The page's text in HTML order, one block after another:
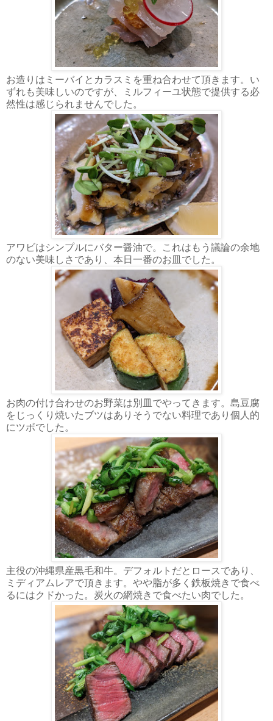
お造りはミーバイとカラスミを重ね合わせて頂きます。い
ずれも美味しいのですが、ミルフィーユ状態で提供する必
然性は感じられませんでした。
アワビはシンプルにバター醤油で。これはもう議論の余地
のない美味しさであり、本日一番のお皿でした。
お肉の付け合わせのお野菜は別皿でやってきます。島豆腐
をじっくり焼いたブツはありそうでない料理であり個人的
にツボでした。
主役の沖縄県産黒毛和牛。デフォルトだとロースであり、
ミディアムレアで頂きます。やや脂が多く鉄板焼きで食べ
るにはクドかった。炭火の網焼きで食べたい肉でした。